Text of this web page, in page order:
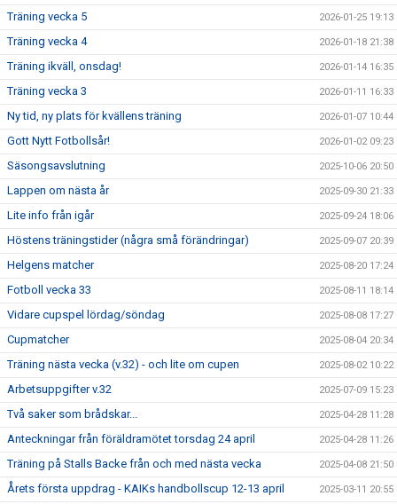
Träning vecka 5 2026-01-25 19:13
Träning vecka 4 2026-01-18 21:38
Träning ikväll, onsdag! 2026-01-14 16:35
Träning vecka 3 2026-01-11 16:33
Ny tid, ny plats för kvällens träning 2026-01-07 10:44
Gott Nytt Fotbollsår! 2026-01-02 09:23
Säsongsavslutning 2025-10-06 20:50
Lappen om nästa år 2025-09-30 21:33
Lite info från igår 2025-09-24 18:06
Höstens träningstider (några små förändringar) 2025-09-07 20:39
Helgens matcher 2025-08-20 17:24
Fotboll vecka 33 2025-08-11 18:14
Vidare cupspel lördag/söndag 2025-08-08 17:27
Cupmatcher 2025-08-04 20:34
Träning nästa vecka (v.32) - och lite om cupen 2025-08-02 10:22
Arbetsuppgifter v.32 2025-07-09 15:23
Två saker som brådskar... 2025-04-28 11:28
Anteckningar från föräldramötet torsdag 24 april 2025-04-28 11:26
Träning på Stalls Backe från och med nästa vecka 2025-04-08 21:50
Årets första uppdrag - KAIKs handbollscup 12-13 april 2025-03-11 20:55